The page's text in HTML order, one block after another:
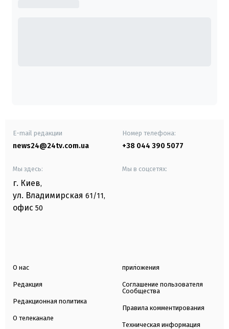
E-mail редакции
news24@24tv.com.ua
Номер телефона:
+38 044 390 5077
Мы здесь:
г. Киев,
ул. Владимирская 61/11,
офис 50
Мы в соцсетях:
О нас
Редакция
Редакционная политика
О телеканале
приложения
Соглашение пользователя
Сообщества
Правила комментирования
Техническая информация